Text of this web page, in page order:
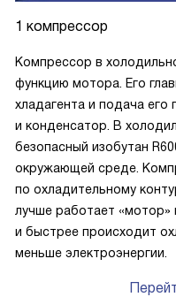
1 компрессор
Компрессор в
функцию мотора. Его
хладагента и подача
и конденсатор. В
безопасный изобутан
окружающей среде.
по охладительному
лучше работает «мотор»
и быстрее происходит
меньше электроэнергии.